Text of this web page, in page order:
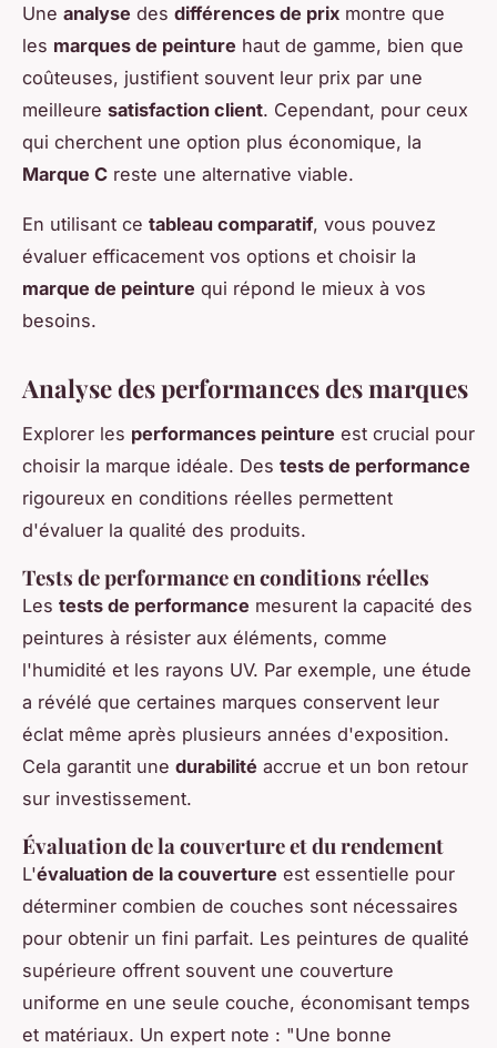
Une analyse des différences de prix montre que
les marques de peinture haut de gamme, bien que
coûteuses, justifient souvent leur prix par une
meilleure satisfaction client. Cependant, pour ceux
qui cherchent une option plus économique, la
Marque C reste une alternative viable.
En utilisant ce tableau comparatif, vous pouvez
évaluer efficacement vos options et choisir la
marque de peinture qui répond le mieux à vos
besoins.
Analyse des performances des marques
Explorer les performances peinture est crucial pour
choisir la marque idéale. Des tests de performance
rigoureux en conditions réelles permettent
d'évaluer la qualité des produits.
Tests de performance en conditions réelles
Les tests de performance mesurent la capacité des
peintures à résister aux éléments, comme
l'humidité et les rayons UV. Par exemple, une étude
a révélé que certaines marques conservent leur
éclat même après plusieurs années d'exposition.
Cela garantit une durabilité accrue et un bon retour
sur investissement.
Évaluation de la couverture et du rendement
L'évaluation de la couverture est essentielle pour
déterminer combien de couches sont nécessaires
pour obtenir un fini parfait. Les peintures de qualité
supérieure offrent souvent une couverture
uniforme en une seule couche, économisant temps
et matériaux. Un expert note : "Une bonne